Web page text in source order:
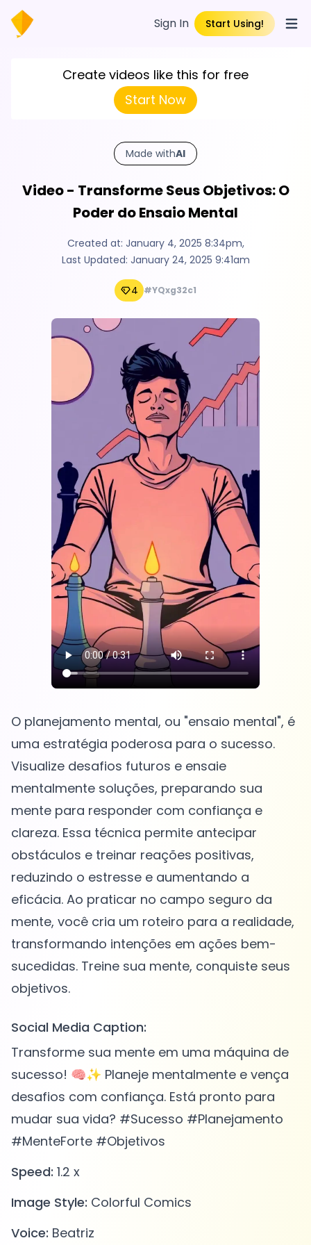
Sign In Start Using!
Create videos like this for free
Start Now
Made withAI
Video - Transforme Seus Objetivos: O
Poder do Ensaio Mental
Created at: January 4, 2025 8:34pm,
Last Updated: January 24, 2025 9:41am
4 #YQxg32c1
O planejamento mental, ou "ensaio mental", é
uma estratégia poderosa para o sucesso.
Visualize desafios futuros e ensaie
mentalmente soluções, preparando sua
mente para responder com confiança e
clareza. Essa técnica permite antecipar
obstáculos e treinar reações positivas,
reduzindo o estresse e aumentando a
eficácia. Ao praticar no campo seguro da
mente, você cria um roteiro para a realidade,
transformando intenções em ações bem-
sucedidas. Treine sua mente, conquiste seus
Social Media Caption:
Transforme sua mente em uma máquina de
sucesso! 🧠✨ Planeje mentalmente e vença
desafios com confiança. Está pronto para
mudar sua vida? #Sucesso #Planejamento
#MenteForte #Objetivos
Speed: 1.2 x
Image Style: Colorful Comics
Voice: Beatriz